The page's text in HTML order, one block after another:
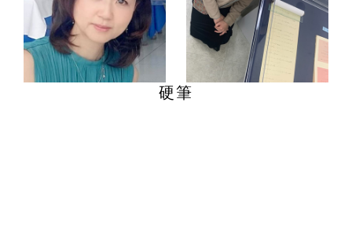
吉祥寺センター イーアス高尾センター
硬筆